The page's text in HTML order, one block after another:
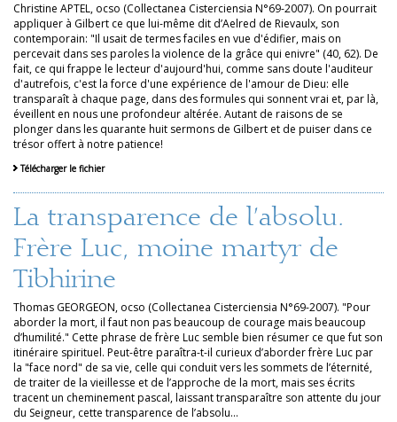
Christine APTEL, ocso (Collectanea Cisterciensia N°69-2007). On pourrait
appliquer à Gilbert ce que lui-même dit d’Aelred de Rievaulx, son
contemporain: "Il usait de termes faciles en vue d'édifier, mais on
percevait dans ses paroles la violence de la grâce qui enivre" (40, 62). De
fait, ce qui frappe le lecteur d'aujourd'hui, comme sans doute l'auditeur
d'autrefois, c'est la force d'une expérience de l'amour de Dieu: elle
transparaît à chaque page, dans des formules qui sonnent vrai et, par là,
éveillent en nous une profondeur altérée. Autant de raisons de se
plonger dans les quarante huit sermons de Gilbert et de puiser dans ce
trésor offert à notre patience!
Télécharger le fichier
La transparence de l’absolu.
Frère Luc, moine martyr de
Tibhirine
Thomas GEORGEON, ocso (Collectanea Cisterciensia N°69-2007). "Pour
aborder la mort, il faut non pas beaucoup de courage mais beaucoup
d’humilité." Cette phrase de frère Luc semble bien résumer ce que fut son
itinéraire spirituel. Peut-être paraîtra-t-il curieux d’aborder frère Luc par
la "face nord" de sa vie, celle qui conduit vers les sommets de l’éternité,
de traiter de la vieillesse et de l’approche de la mort, mais ses écrits
tracent un cheminement pascal, laissant transparaître son attente du jour
du Seigneur, cette transparence de l’absolu...